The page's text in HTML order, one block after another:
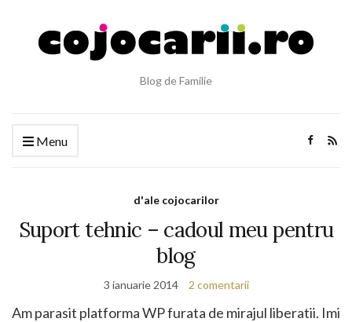
Blog de Familie
Menu
d'ale cojocarilor
Suport tehnic – cadoul meu pentru
blog
3 ianuarie 2014 2 comentarii
Am parasit platforma WP furata de mirajul liberatii. Imi